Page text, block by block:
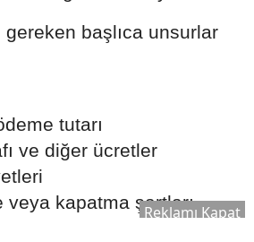
gereken başlıca unsurlar
tutarı
ve diğer ücretler
veya kapatma şartlarıReklamı Kapat